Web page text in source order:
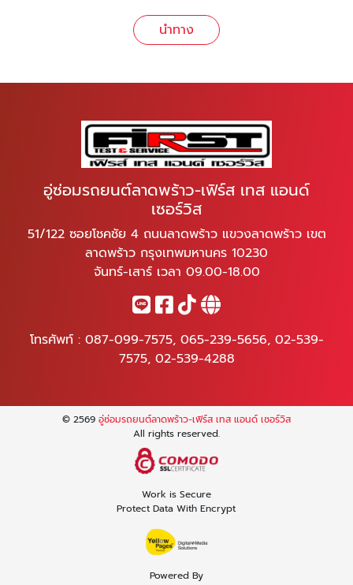
นำทาง
อู่ซ่อมรถยนต์ลาดพร้าว-เฟิร์ส เทส แอนด์
เซอร์วิส
51/122 ซอยโชคชัย 4 ถนนลาดพร้าว แขวงลาดพร้าว เขต
ลาดพร้าว กรุงเทพมหานคร 10230
จันทร์-เสาร์ เวลา 09.00-18.00
โทรศัพท์ : 087-099-7575, 065-239-5656, 02-539-
7575, 02-539-4288
© 2569 อู่ซ่อมรถยนต์ลาดพร้าว-เฟิร์ส เทส แอนด์ เซอร์วิส
All rights reserved.
Work is Secure
Protect Data With Encrypt
Powered By